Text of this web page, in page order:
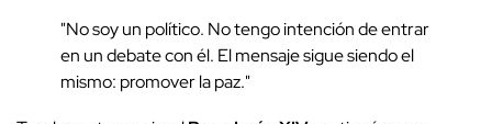
"No soy un político. No tengo intención de entrar
en un debate con él. El mensaje sigue siendo el
mismo: promover la paz."